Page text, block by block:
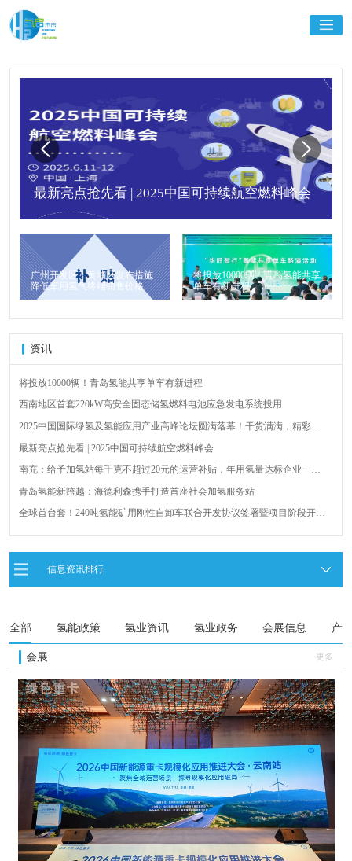
最新亮点抢先看 | 2025中国可持续航空燃料峰会
广州开发区、黄埔区发布措施
降低车用氢气终端销售价格
将投放10000辆！青岛氢能共享
单车有新进程
资讯
将投放10000辆！青岛氢能共享单车有新进程
西南地区首套220kW高安全固态储氢燃料电池应急发电系统投用
2025中国国际绿氢及氢能应用产业高峰论坛圆满落幕！干货满满，精彩瞬
最新亮点抢先看 | 2025中国可持续航空燃料峰会
南充：给予加氢站每千克不超过20元的运营补贴，年用氢量达标企业一次
青岛氢能新跨越：海德利森携手打造首座社会加氢服务站
全球首台套！240吨氢能矿用刚性自卸车联合开发协议签署暨项目阶段开发
新疆俊瑞温宿规模化制绿氢项目开工仪式在温宿县成功举办
产业发展举办交流会
广州开发区、黄埔区发布措施降低车用氢气终端销售价格
信息资讯排行
全部 氢能政策 氢业资讯 氢业政务 会展信息 产
会展 更多